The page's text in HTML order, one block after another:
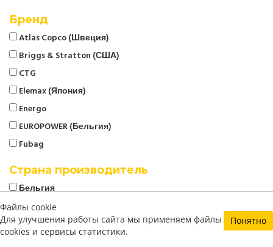
Бренд
Atlas Copco (Швеция)
Briggs & Stratton (США)
CTG
Elemax (Япония)
Energo
EUROPOWER (Бельгия)
Fubag
Genmac (Италия)
GMGen (Италия)
Honda (Япония)
Страна производитель
Бельгия
Германия
Испания
Файлы cookie
Для улучшения работы сайта мы применяем файлы
cookies и сервисы статистики.
Понятно